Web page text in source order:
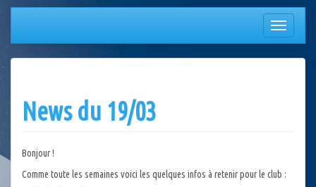
Afficher/
la
News du 19/03
Bonjour !
Comme toute les semaines voici les quelques infos à retenir pour le club :